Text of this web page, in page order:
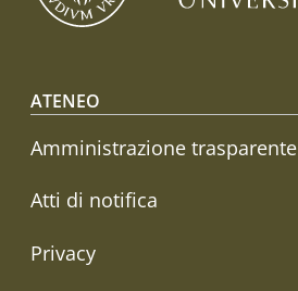
Footer menu
ATENEO
Amministrazione trasparente
Atti di notifica
Privacy